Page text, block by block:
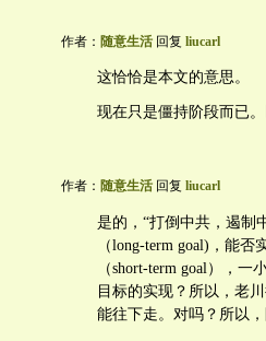
作者： 随意生活 回复 liucarl
这恰恰是本文的意思。
现在只是僵持阶段而已
作者： 随意生活 回复 liucarl
是的，“打倒中共，遏制
（long-term goal)，能
（short-term goal），
目标的实现？所以，老
能往下走。对吗？所以